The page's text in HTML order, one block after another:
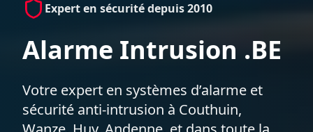
Expert en sécurité depuis 2010
Alarme Intrusion .BE
Votre expert en systèmes d’alarme et
sécurité anti-intrusion à Couthuin,